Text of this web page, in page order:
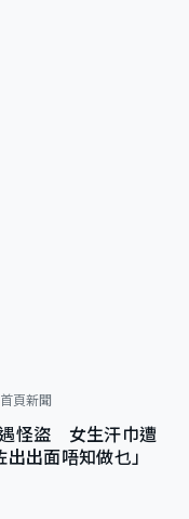
首頁新聞
怪盜 女生汗巾遭
出面唔知做乜」